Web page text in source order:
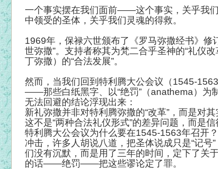
一个事实摆在我们面前——这个事实，关乎我
中领受的圣体，关乎我们灵魂的得救。
1969年，保禄六世颁布了《罗马弥撒经书》修
世弥撒”。支持者称其为梵二合乎圣神的“礼仪
丁弥撒）的“合法发展”。
然而，当我们回到特利腾大公会议（1545-
——那些白纸黑字、以“绝罚”（anathema）
无法回避的结论浮现出来：
新礼弥撒并非对特利腾弥撒的“改革”，而是对
这不是“两种合法礼仪形式”的差异问题，而是
特利腾大公会议为什么要在1545-1563年召开
冲击，许多人胡说八道，把圣体说成只是“记号
们没有沉默，而是用了三年的时间，定下了关
的话——绝罚——把这些谬论定了罪。